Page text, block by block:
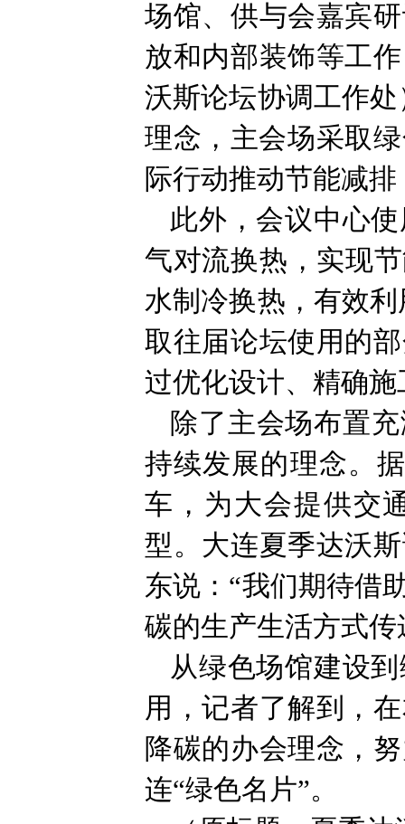
场馆、供与会嘉宾
放和内部装饰等工
沃斯论坛协调工作
理念，主会场采取
际行动推动节能减
此外，会议中心
气对流换热，实现
水制冷换热，有效
取往届论坛使用的
过优化设计、精确
除了主会场布置
持续发展的理念。
车，为大会提供交
型。大连夏季达沃
东说：“我们期待借
碳的生产生活方式
从绿色场馆建设
用，记者了解到，
降碳的办会理念，
连“绿色名片”。